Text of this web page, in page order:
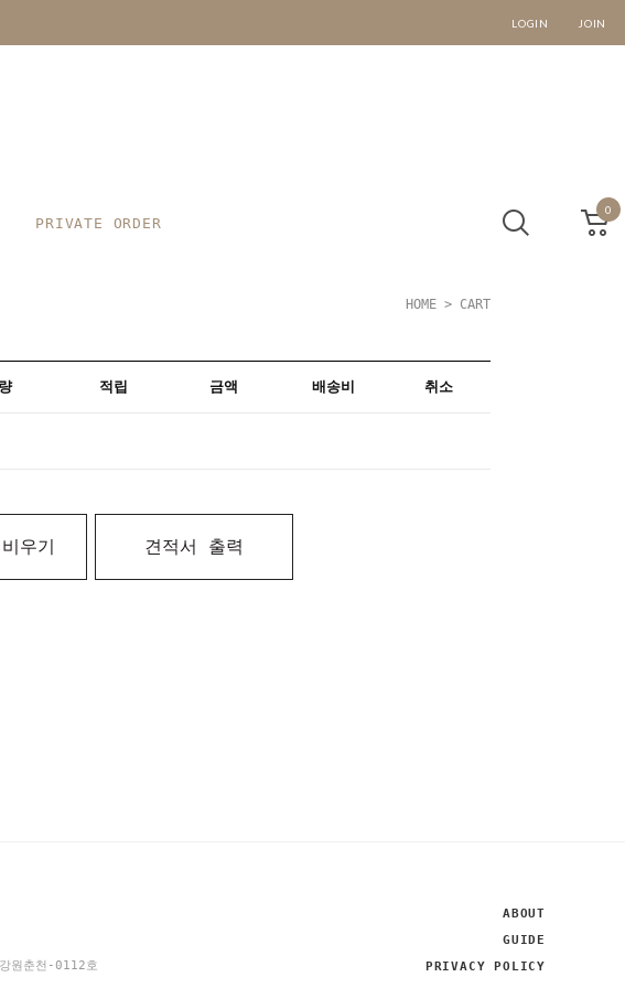
LOGIN JOIN
PRIVATE ORDER
0
HOME > CART
적립 금액 배송비 취소
우기 견적서 출력
천-0112호
ABOUT
GUIDE
PRIVACY POLICY